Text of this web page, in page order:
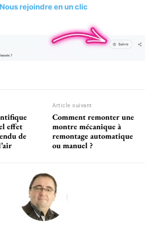
Nous rejoindre en un clic
effet
de
Article suivant
Comment remonter une
montre mécanique à
remontage automatique
ou manuel ?